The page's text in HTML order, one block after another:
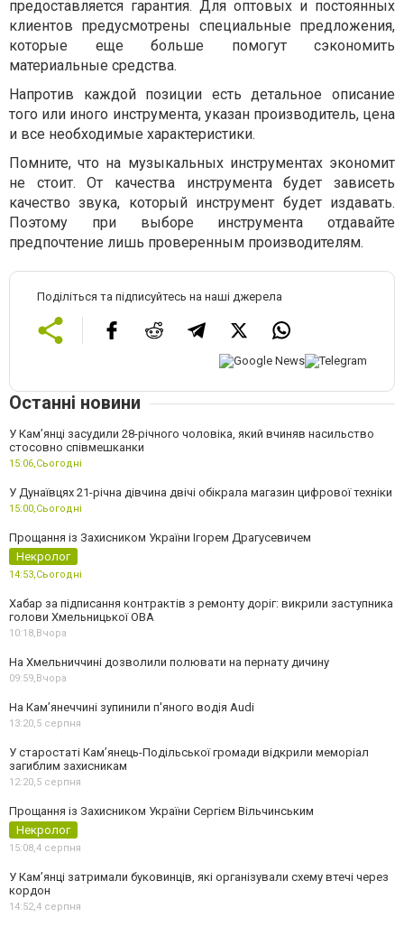
предоставляется гарантия. Для оптовых и постоянных
клиентов предусмотрены специальные предложения,
которые еще больше помогут сэкономить
материальные средства.
Напротив каждой позиции есть детальное описание
того или иного инструмента, указан производитель, цена
и все необходимые характеристики.
Помните, что на музыкальных инструментах экономит
не стоит. От качества инструмента будет зависеть
качество звука, который инструмент будет издавать.
Поэтому при выборе инструмента отдавайте
предпочтение лишь проверенным производителям.
Поділіться та підписуйтесь на наші джерела
Останні новини
У Камʼянці засудили 28-річного чоловіка, який вчиняв насильство
стосовно співмешканки
15:06,Сьогодні
У Дунаївцях 21-річна дівчина двічі обікрала магазин цифрової техніки
15:00,Сьогодні
Прощання із Захисником України Ігорем Драгусевичем
Некролог
14:53,Сьогодні
Хабар за підписання контрактів з ремонту доріг: викрили заступника
голови Хмельницької ОВА
10:18,Вчора
На Хмельниччині дозволили полювати на пернату дичину
09:59,Вчора
На Камʼянеччині зупинили п'яного водія Audi
13:20,5 серпня
У старостаті Кам’янець-Подільської громади відкрили меморіал
загиблим захисникам
12:20,5 серпня
Прощання із Захисником України Сергієм Вільчинським
Некролог
15:08,4 серпня
У Кам’янці затримали буковинців, які організували схему втечі через
кордон
14:52,4 серпня